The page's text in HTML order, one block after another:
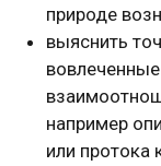
природе
выяснить
например
или протока